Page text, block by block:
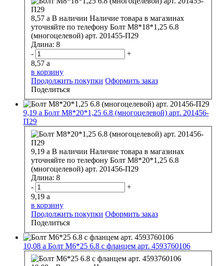
8,57 a В наличии Наличие товара в магазинах
уточняйте по телефону Болт М8*18*1,25 6.8
(многоцелевой) арт. 201455-П29
Длина: 8
-
+
8,57 a
в корзину
Продолжить покупки Оформить заказ
Поделиться
9,19 a Болт М8*20*1,25 6.8 (многоцелевой) арт. 201456-
П29
9,19 a В наличии Наличие товара в магазинах
уточняйте по телефону Болт М8*20*1,25 6.8
(многоцелевой) арт. 201456-П29
Длина: 8
-
+
9,19 a
в корзину
Продолжить покупки Оформить заказ
Поделиться
10,08 a Болт М6*25 6.8 с фланцем арт. 4593760106